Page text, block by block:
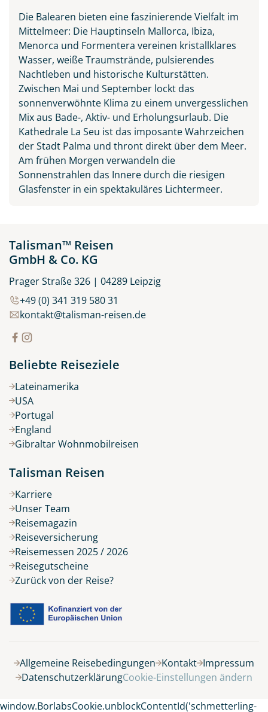
Palma de Mallorca
© Mistervlad - stock.adobe.com
8 Tage
Belegung
Die Balearen bieten eine faszinierende Vielfalt im
Mittelmeer: Die Hauptinseln Mallorca, Ibiza,
Menorca und Formentera vereinen kristallklares
Wasser, weiße Traumstrände, pulsierendes
Nachtleben und historische Kulturstätten.
Zwischen Mai und September lockt das
sonnenverwöhnte Klima zu einem unvergesslichen
Mix aus Bade-, Aktiv- und Erholungsurlaub. Die
Kathedrale La Seu ist das imposante Wahrzeichen
der Stadt Palma und thront direkt über dem Meer.
Am frühen Morgen verwandeln die
Sonnenstrahlen das Innere durch die riesigen
Glasfenster in ein spektakuläres Lichtermeer.
Talisman™ Reisen
GmbH & Co. KG
Prager Straße 326 | 04289 Leipzig
+49 (0) 341 319 580 31
kontakt@talisman-reisen.de
Beliebte Reiseziele
Lateinamerika
USA
Portugal
England
Gibraltar Wohnmobilreisen
Talisman Reisen
Karriere
Unser Team
Reisemagazin
Reiseversicherung
Reisemessen 2025 / 2026
Reisegutscheine
Zurück von der Reise?
Allgemeine Reisebedingungen Kontakt Impressum
DatenschutzerklärungCookie-Einstellungen ändern
window.BorlabsCookie.unblockContentId('schmetterling-